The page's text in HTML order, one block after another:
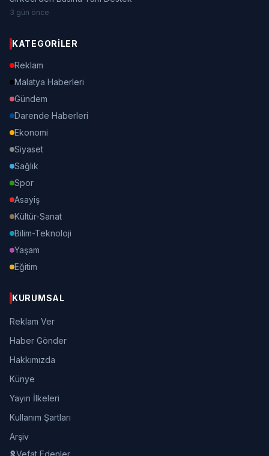
3 gün önce
KATEGORILER
Reklam
Malatya Haberleri
Gündem
Darende Haberleri
Ekonomi
Siyaset
Sağlık
Spor
Asayiş
Kültür-Sanat
Bilim-Teknoloji
Yaşam
Eğitim
KURUMSAL
Reklam Ver
Haber Gönder
Hakkımızda
Künye
Yayın İlkeleri
Kullanım Şartları
Arşiv